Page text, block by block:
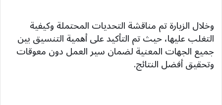
وخلال الزيارة تم مناقشة التحديات المحتملة وكيفية
التغلب عليها، حيث تم التأكيد على أهمية التنسيق بين
جميع الجهات المعنية لضمان سير العمل دون معوقات
وتحقيق أفضل النتائج.